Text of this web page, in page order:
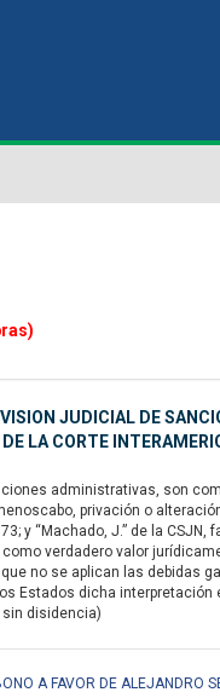
JUDICIAL DE
LA CORTE
administrativas, son
privación o
y “Machado, J.” de la
verdadero valor
no se aplican las debidas
Estados dicha
sin disidencia)
A FAVOR DE ALEJANDRO